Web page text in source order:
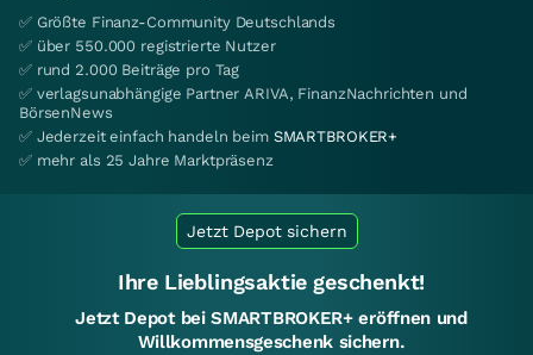
✅ Größte Finanz-Community Deutschlands
✅ über 550.000 registrierte Nutzer
✅ rund 2.000 Beiträge pro Tag
✅ verlagsunabhängige Partner ARIVA, FinanzNachrichten und
BörsenNews
✅ Jederzeit einfach handeln beim SMARTBROKER+
✅ mehr als 25 Jahre Marktpräsenz
Jetzt Depot sichern
Ihre Lieblingsaktie geschenkt!
Jetzt Depot bei SMARTBROKER+ eröffnen und
Willkommensgeschenk sichern.